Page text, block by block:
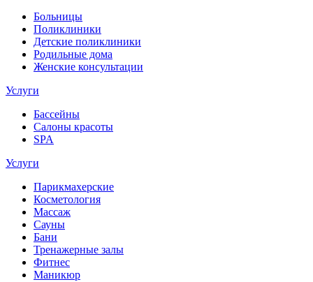
Больницы
Поликлиники
Детские поликлиники
Родильные дома
Женские консультации
Услуги
Бассейны
Салоны красоты
SPA
Услуги
Парикмахерские
Косметология
Массаж
Сауны
Бани
Тренажерные залы
Фитнес
Маникюр